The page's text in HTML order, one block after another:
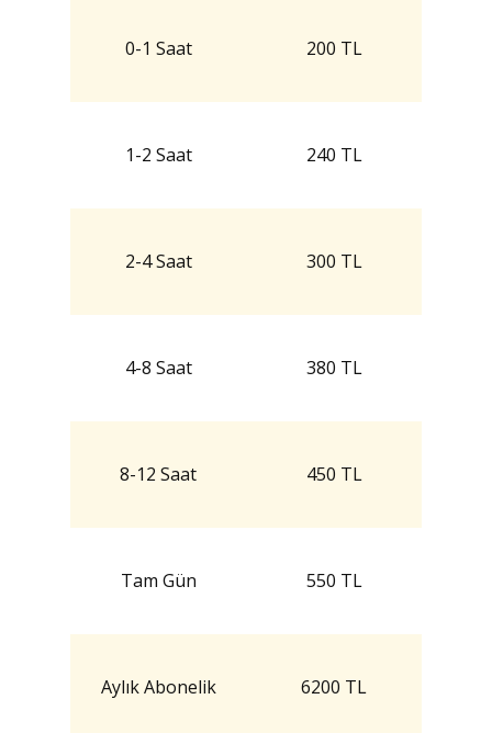
0-1 Saat 200 TL
1-2 Saat 240 TL
2-4 Saat 300 TL
4-8 Saat 380 TL
8-12 Saat 450 TL
Tam Gün 550 TL
Aylık Abonelik 6200 TL